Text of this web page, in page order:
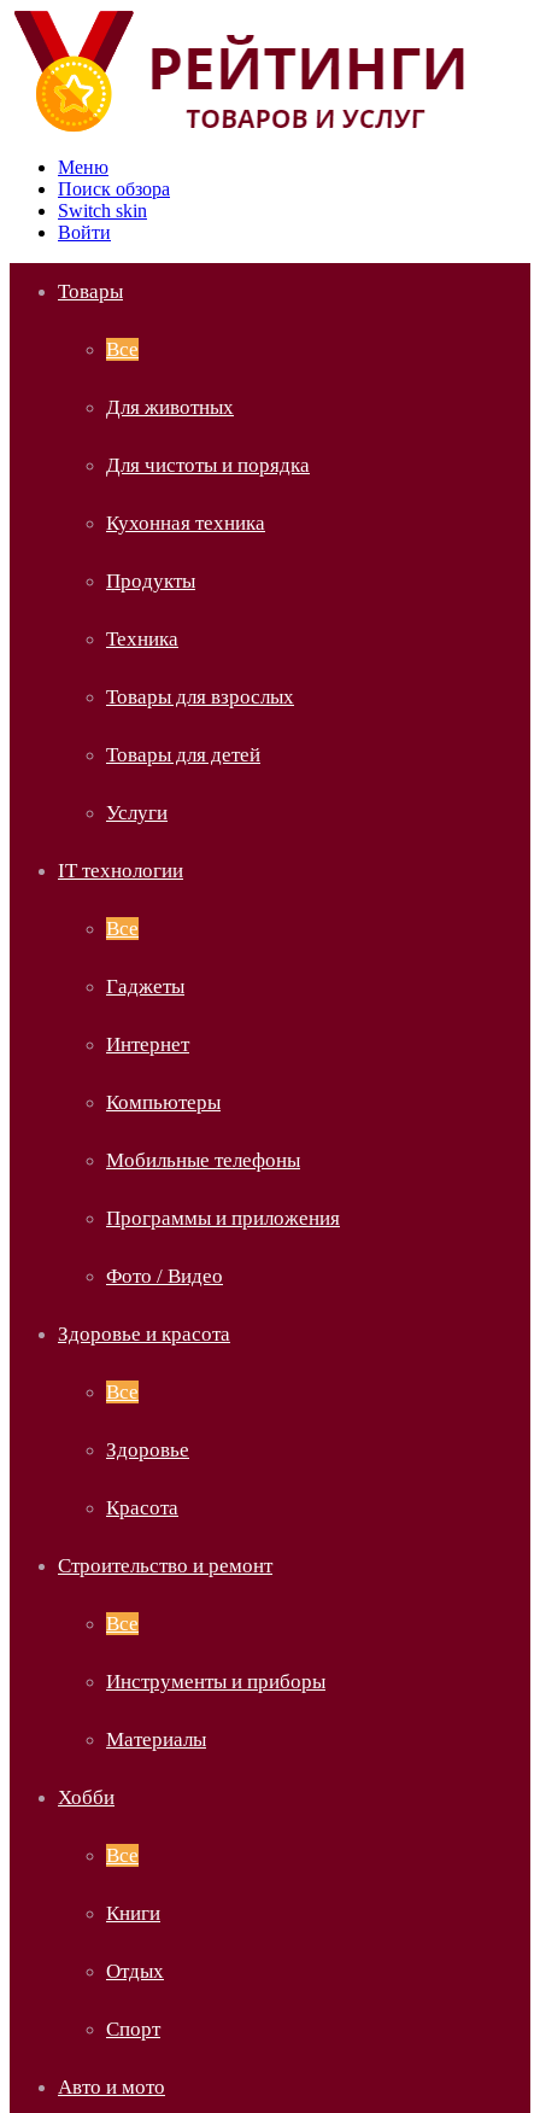
Меню
Поиск обзора
Switch skin
Войти
Товары
Все
Для животных
Для чистоты и порядка
Кухонная техника
Продукты
Техника
Товары для взрослых
Товары для детей
Услуги
IT технологии
Все
Гаджеты
Интернет
Компьютеры
Мобильные телефоны
Программы и приложения
Фото / Видео
Здоровье и красота
Все
Здоровье
Красота
Строительство и ремонт
Все
Инструменты и приборы
Материалы
Хобби
Все
Книги
Отдых
Спорт
Авто и мото